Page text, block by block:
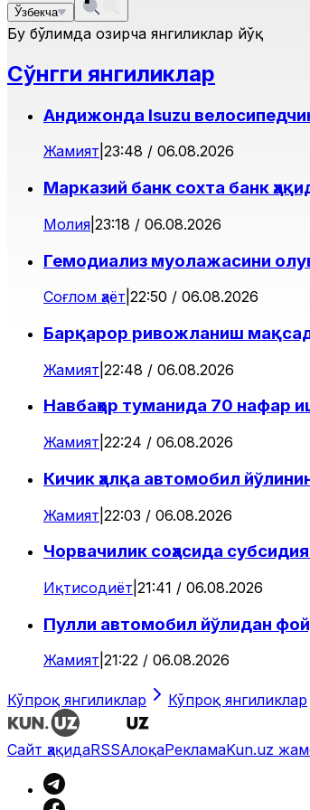
Ўзбекча
Бу бўлимда ҳозирча янгиликлар йўқ
Сўнгги янгиликлар
Андижонда Isuzu
Жамият 23:48 / 06.08.2026
Марказий банк сохта банк
Молия 23:18 / 06.08.2026
Гемодиализ муолажасини
Соғлом ҳаёт 22:50 / 06.08.2026
Барқарор ривожланиш
Жамият 22:48 / 06.08.2026
Навбаҳор туманида 70 нафар
Жамият 22:24 / 06.08.2026
Кичик ҳалқа автомобил
Жамият 22:03 / 06.08.2026
Чорвачилик соҳасида
Иқтисодиёт 21:41 / 06.08.2026
Пулли автомобил йўлидан
Жамият 21:22 / 06.08.2026
Кўпроқ янгиликлар Кўпроқ янгиликлар
Сайт ҳақидаRSSАлоқаРекламаKun.uz